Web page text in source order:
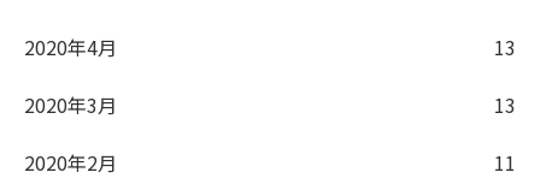
2020年4月
13
2020年3月
13
2020年2月
11